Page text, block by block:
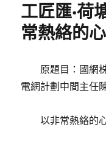
工匠匯·荷
常熱絡的
原題目：國網
電網計劃中間主任
以非常熱絡的